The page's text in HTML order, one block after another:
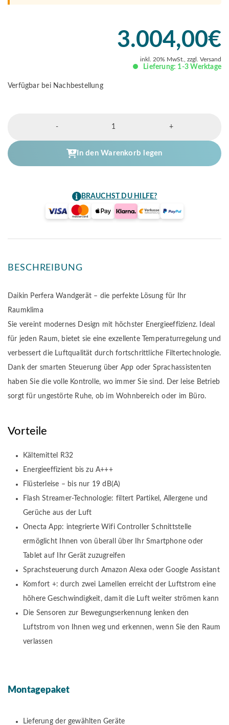
3.004,00€
Lieferung: 1-3 Werktage
inkl. 20% MwSt., zzgl. Versand
Verfügbar bei Nachbestellung
-
Wandgerät
5
kW
+
In den Warenkorb legen
BRAUCHST DU HILFE?
BESCHREIBUNG
Daikin Perfera Wandgerät – die perfekte Lösung für Ihr
Raumklima
Sie vereint modernes Design mit höchster Energieeffizienz. Ideal
für jeden Raum, bietet sie eine exzellente Temperaturregelung und
verbessert die Luftqualität durch fortschrittliche Filtertechnologie.
Dank der smarten Steuerung über App oder Sprachassistenten
haben Sie die volle Kontrolle, wo immer Sie sind. Der leise Betrieb
sorgt für ungestörte Ruhe, ob im Wohnbereich oder im Büro.
Vorteile
Kältemittel R32
Energieeffizient bis zu A+++
Flüsterleise – bis nur 19 dB(A)
Flash Streamer-Technologie: filtert Partikel, Allergene und
Gerüche aus der Luft
Onecta App: integrierte Wifi Controller Schnittstelle
ermöglicht Ihnen von überall über Ihr Smartphone oder
Tablet auf Ihr Gerät zuzugreifen
Sprachsteuerung durch Amazon Alexa oder Google Assistant
Komfort +: durch zwei Lamellen erreicht der Luftstrom eine
höhere Geschwindigkeit, damit die Luft weiter strömen kann
Die Sensoren zur Bewegungserkennung lenken den
Luftstrom von Ihnen weg und erkennen, wenn Sie den Raum
verlassen
Montagepaket
Lieferung der gewählten Geräte